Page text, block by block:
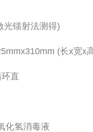
光镭射法测得)
(长x宽x
直
化氢消毒液